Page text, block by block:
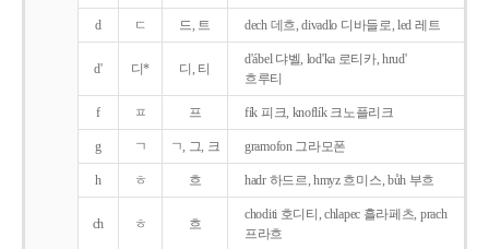
d ㄷ 드, 트 dech 데흐, divadlo 디바들로, led 레트
d' 디* 디, 티
d'ábel 댜벨, lod'ka 로티카, hrud'
흐루티
f ㅍ 프 fík 피크, knoflík 크노플리크
g ㄱ ㄱ, 그, 크 gramofon 그라모폰
h ㅎ 흐 hadr 하드르, hmyz 흐미스, bůh 부흐
ch ㅎ 흐
choditi 호디티, chlapec 흘라페츠, prach
프라흐